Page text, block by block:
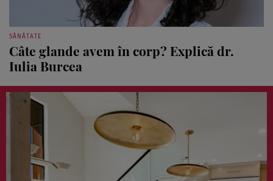
SĂNĂTATE
Câte glande avem în corp? Explică dr.
Iulia Burcea